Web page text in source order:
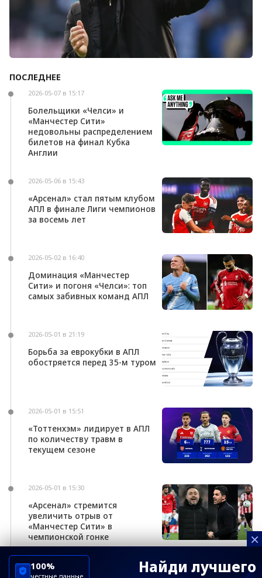
Андони Ираола может возглавить «Кристал
ПОСЛЕДНЕЕ
2026-05-07 в 15:17
Болельщики «Челси» и
«Манчестер Сити»
недовольны распределением
билетов на финал Кубка
Англии
2026-05-06 в 15:43
«Арсенал» стал пятым клубом
АПЛ в финале Лиги чемпионов
за восемь лет
2026-05-02 в 16:40
Доминация «Манчестер
Сити» и погоня «Челси»: топ
самых забивных команд АПЛ
2026-05-01 в 21:19
Борьба за еврокубки в АПЛ
обостряется перед 35-м туром
2026-05-01 в 15:51
«Тоттенхэм» лидирует в АПЛ
по количеству травм в
текущем сезоне
2026-05-01 в 15:30
«Арсенал» стремится
увеличить отрыв от
«Манчестер Сити» в
чемпионской гонке
×
Найди лучшего
100%
честные данные